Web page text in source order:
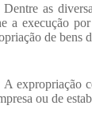
Dentre as
a execução
de bens
A expropriação
ou de